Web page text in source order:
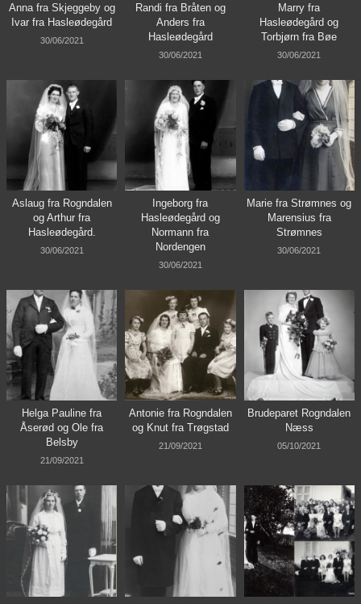
Anna fra Skjeggeby og
Ivar fra Hasleødegård
30/06/2021
Randi fra Bråten og
Anders fra
Hasleødegård
30/06/2021
Marry fra
Hasleødegård og
Torbjørn fra Bøe
30/06/2021
Aslaug fra Rogndalen
og Arthur fra
Hasleødegård.
30/06/2021
Ingeborg fra
Hasleødegård og
Normann fra
Nordengen
30/06/2021
Marie fra Strømnes og
Marensius fra
Strømnes
30/06/2021
Helga Pauline fra
Åserød og Ole fra
Belsby
21/09/2021
Antonie fra Rogndalen
og Knut fra Trøgstad
21/09/2021
Brudeparet Rogndalen
Næss
05/10/2021